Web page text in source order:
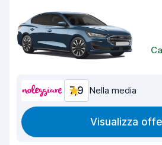
7,9 Nella media
Visualizza